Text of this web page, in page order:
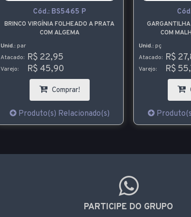
Cód.: BS5465 P
BRINCO VIRGÍNIA FOLHEADO A PRATA
COM ALGEMA
Unid.: par
Atacado: R$ 22,95
Varejo: R$ 45,90
Comprar!
Produto(s) Relacionado(s)
COM
Unid.: pç
Atacado: R$
Varejo: R$
PARTICIPE DO GRUPO